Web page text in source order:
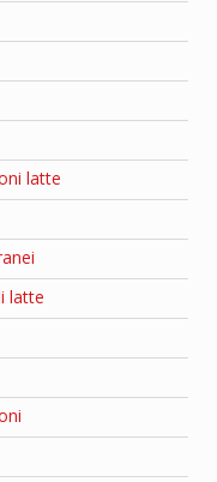
latte
latte